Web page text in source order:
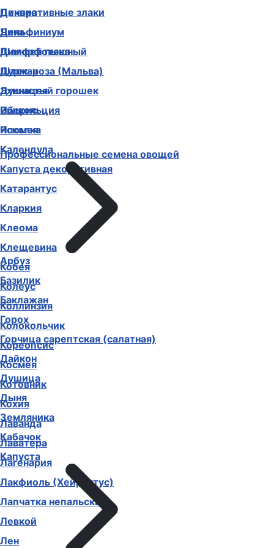
Декоративные злаки
Дельфиниум
Диморфотека
Дурман
Душистый горошек
Иберис
Ипомея
Календула
Капуста декоративная
Катарантус
Кларкия
Клеома
Клещевина
Кобея
Колеус
Коллинзия
Колокольчик
Кореопсис
Космея
Котовник
Кохия
Лаванда
Лаватера
Лагенария
Лакфиоль (Хейрантус)
Лапчатка непальская
Левкой
Лен
Цинния
Чина
Шалфей пышный
Шток-роза (Мальва)
Эхинацея
Эшшольция
Ясколка
Профессиональные семена овощей
Арбуз
Базилик
Баклажан
Горох
Горчица сарептская (салатная)
Дайкон
Душица
Дыня
Земляника
Кабачок
Капуста